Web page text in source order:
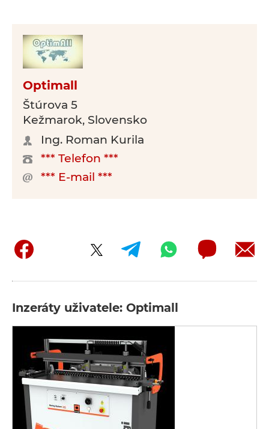
Optimall
Štúrova 5
Kežmarok, Slovensko
Ing. Roman Kurila
*** Telefon ***
*** E-mail ***
Inzeráty uživatele: Optimall